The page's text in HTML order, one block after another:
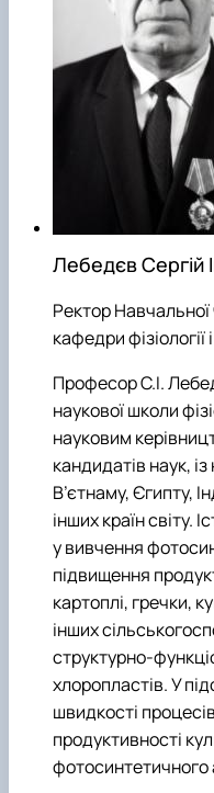
Лебедєв Сергій
Ректор
кафедри
Професор С.І.
наукової школи
науковим
кандидатів наук,
В’єтнаму, Єгипту,
інших країн світу.
у вивчення
підвищення
картоплі, гречки,
інших
структурно-
хлоропластів. У
швидкості
продуктивності
фотосинтетичного